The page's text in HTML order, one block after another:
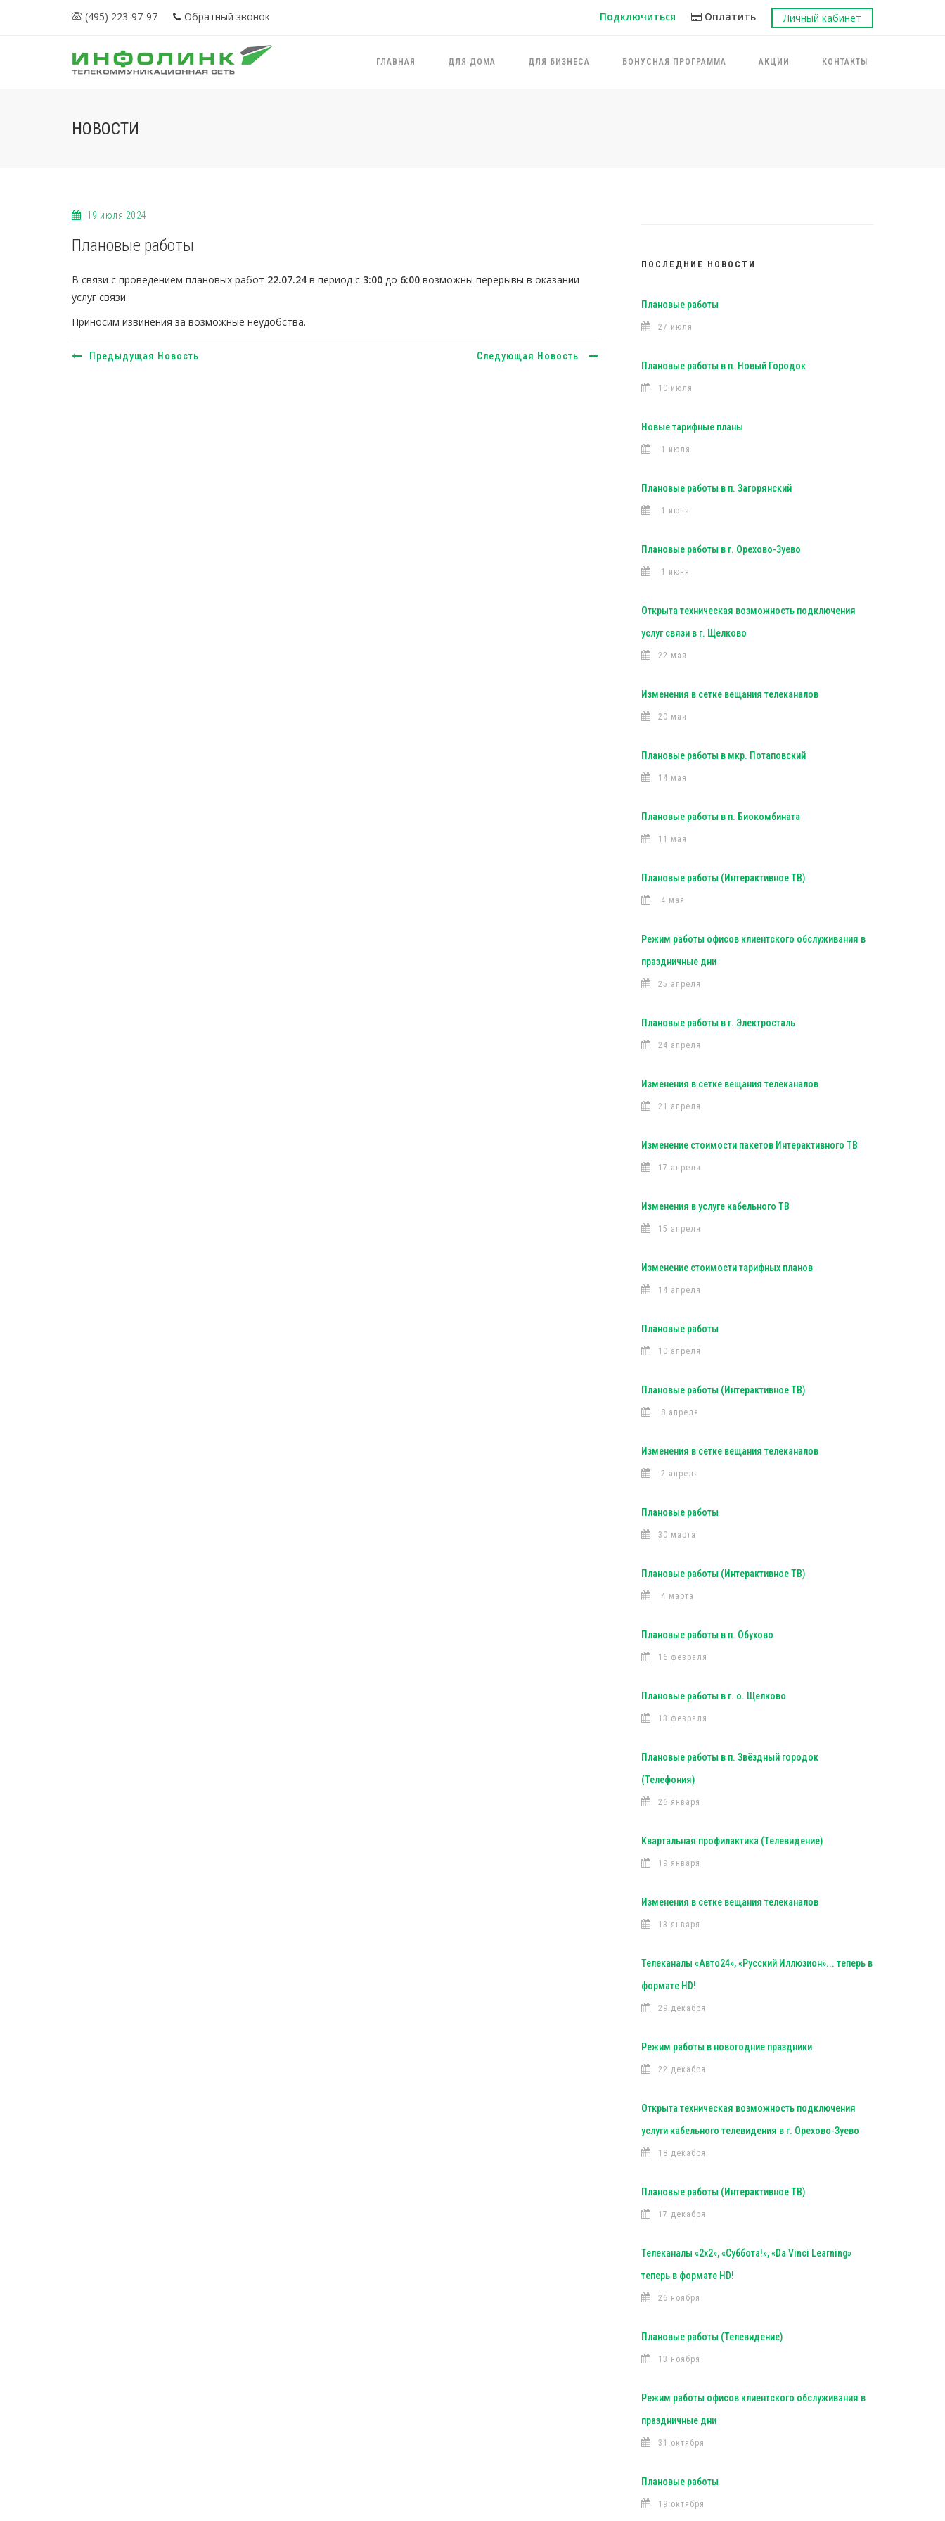
(495) 223-97-97 Обратный звонок Подключиться Оплатить Личный кабинет
ГЛАВНАЯ ДЛЯ ДОМА ДЛЯ БИЗНЕСА БОНУСНАЯ ПРОГРАММА АКЦИИ КОНТАКТЫ
НОВОСТИ
19 июля 2024
Плановые работы
В связи с проведением плановых работ 22.07.24 в период с 3:00 до 6:00 возможны перерывы в оказании
услуг связи.
Приносим извинения за возможные неудобства.
Предыдущая Новость Следующая Новость
ПОСЛЕДНИЕ НОВОСТИ
Плановые работы
27 июля
Плановые работы в п. Новый Городок
10 июля
Новые тарифные планы
1 июля
Плановые работы в п. Загорянский
1 июня
Плановые работы в г. Орехово-Зуево
1 июня
Открыта техническая возможность подключения
услуг связи в г. Щелково
22 мая
Изменения в сетке вещания телеканалов
20 мая
Плановые работы в мкр. Потаповский
14 мая
Плановые работы в п. Биокомбината
11 мая
Плановые работы (Интерактивное ТВ)
4 мая
Режим работы офисов клиентского обслуживания в
праздничные дни
25 апреля
Плановые работы в г. Электросталь
24 апреля
Изменения в сетке вещания телеканалов
21 апреля
Изменение стоимости пакетов Интерактивного ТВ
17 апреля
Изменения в услуге кабельного ТВ
15 апреля
Изменение стоимости тарифных планов
14 апреля
Плановые работы
10 апреля
Плановые работы (Интерактивное ТВ)
8 апреля
Изменения в сетке вещания телеканалов
2 апреля
Плановые работы
30 марта
Плановые работы (Интерактивное ТВ)
4 марта
Плановые работы в п. Обухово
16 февраля
Плановые работы в г. о. Щелково
13 февраля
Плановые работы в п. Звёздный городок
(Телефония)
26 января
Квартальная профилактика (Телевидение)
19 января
Изменения в сетке вещания телеканалов
13 января
Телеканалы «Авто24», «Русский Иллюзион»... теперь в
формате HD!
29 декабря
Режим работы в новогодние праздники
22 декабря
Открыта техническая возможность подключения
услуги кабельного телевидения в г. Орехово-Зуево
18 декабря
Плановые работы (Интерактивное ТВ)
17 декабря
Телеканалы «2х2», «Суббота!», «Da Vinci Learning»
теперь в формате HD!
26 ноября
Плановые работы (Телевидение)
13 ноября
Режим работы офисов клиентского обслуживания в
праздничные дни
31 октября
Плановые работы
19 октября